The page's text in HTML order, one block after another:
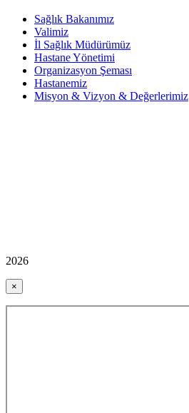
Sağlık Bakanımız
Valimiz
İl Sağlık Müdürümüz
Hastane Yönetimi
Organizasyon Şeması
Hastanemiz
Misyon & Vizyon & Değerlerimiz
2026
×